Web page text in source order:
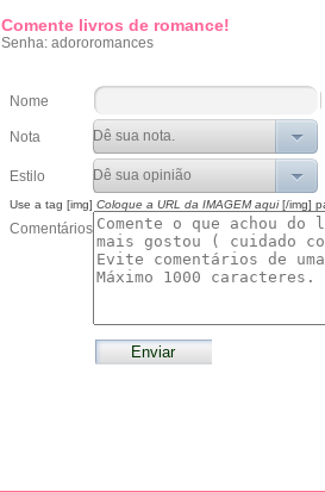
Comente livros de romance!
Senha: adororomances
Nome
Nota
Estilo
Use a tag [img] Coloque a URL da IMAGEM aqui[/img]
Comentários